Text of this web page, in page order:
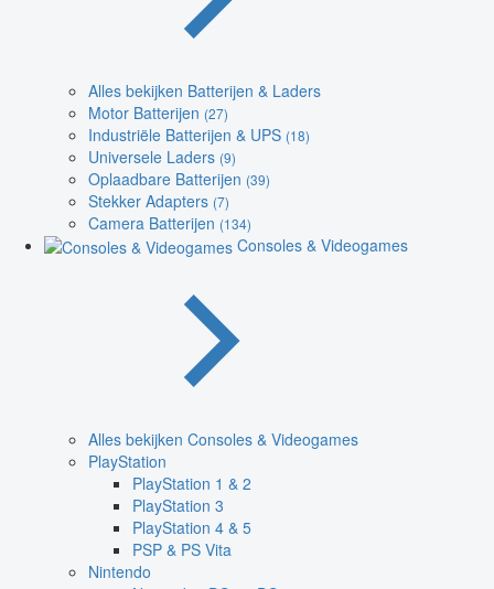
Alles bekijken Batterijen & Laders
Motor Batterijen (27)
Industriële Batterijen & UPS (18)
Universele Laders (9)
Oplaadbare Batterijen (39)
Stekker Adapters (7)
Camera Batterijen (134)
Consoles & Videogames
Alles bekijken Consoles & Videogames
PlayStation
PlayStation 1 & 2
PlayStation 3
PlayStation 4 & 5
PSP & PS Vita
Nintendo